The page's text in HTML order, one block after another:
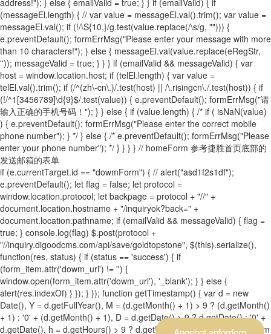
(messageEl.length) { // var value = messageEl.val().trim(); var value =
messageEl.val(); if (!/\S{10,}/g.test(value.replace(/\s/g, ""))) {
e.preventDefault(); formErrMsg("Please enter your message with more
than 10 characters!"); } else { messageEl.val(value.replace(eRegStr,
'')); messageValid = true; } } } if (emailValid && messageValid) { var
host = window.location.host; if (telEl.length) { var value =
telEl.val().trim(); if (/^(zh\-cn\.)/.test(host) || /\.risingcn\./.test(host)) { if
(!/^1[3456789]\d{9}$/.test(value)) { e.preventDefault(); formErrMsg("请
输入正确的手机号码！"); } } else { if (value.length) { /* if ( isNaN(value)
) { e.preventDefault(); formErrMsg("Please enter the correct mobile
phone number"); } */ } else { /* e.preventDefault(); formErrMsg("Please
enter your phone number"); */ } } } } // homeForm 参考捷胜首页底部的
发送邮箱的表单
if (e.currentTarget.id == "dowmForm") { // alert("asd1f2s1df");
e.preventDefault(); let flag = false; let protocol =
window.location.protocol; let backpage = protocol + "//" +
document.location.hostname + "/inquiryok?back=" +
document.location.pathname; if (emailValid && messageValid) { flag =
true; } console.log(flag) $.post(protocol +
"//inquiry.digoodcms.com/api/save/goldtopstone", $(this).serialize(),
function(res, status) { if (status == 'success') { if
(form_item.attr('dowm_url') != '') {
window.open(form_item.attr('dowm_url'), '_blank'); } } else {
alert(res.indexOf) } }); } }); function getTimestamp() { var d = new
Date(), Y = d.getFullYear(), M = (d.getMonth() + 1) > 9 ? (d.getMonth()
+ 1) : '0' + (d.getMonth() + 1), D = d.getDate() > 9 ? d.getDate() : '0' +
d.getDate(), h = d.getHours() > 9 ? d.getHours() : '0' + d.getHours(), m